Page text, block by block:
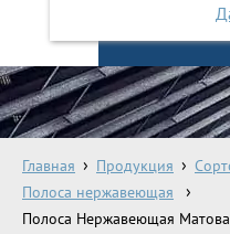
Главная Продукция
Полоса нержавеющая
Полоса Нержавеющая